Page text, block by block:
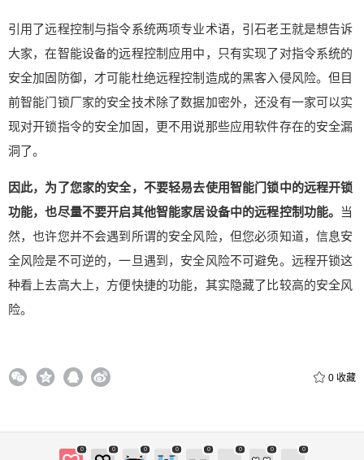
引用了远程控制与指令系统两项专业术语，引石老王就是想告诉
大家，在智能设备的远程控制应用中，只有实现了对指令系统的
安全加固防御，才可能杜绝远程控制造成的黑客入侵风险。但目
前智能门锁厂家的安全技术除了数据加密外，还没有一家可以实
现对开锁指令的安全加固，更不用说那些应用软件存在的安全漏
洞了。
因此，为了您家的安全，不要轻易去使用智能门锁中的远程开锁
功能，也尽量不要开启其他智能家居设备中的远程控制功能。 当
然，也许您并不会遇到所谓的安全风险，但您必须知道，信息安
全风险是不可逆的，一旦遇到，安全风险不可避免。远程开锁这
种看上去高大上，方便快捷的功能，其实隐藏了比较高的安全风
险。
0 收藏
0 0 0 0 0 0 0 0
可逆的，一旦遇到，安全风险不可避免。远程开锁
这种看上去高大上，方便快捷的功能，其实隐藏了
立刻支付
立刻支付
忘记密码？找回